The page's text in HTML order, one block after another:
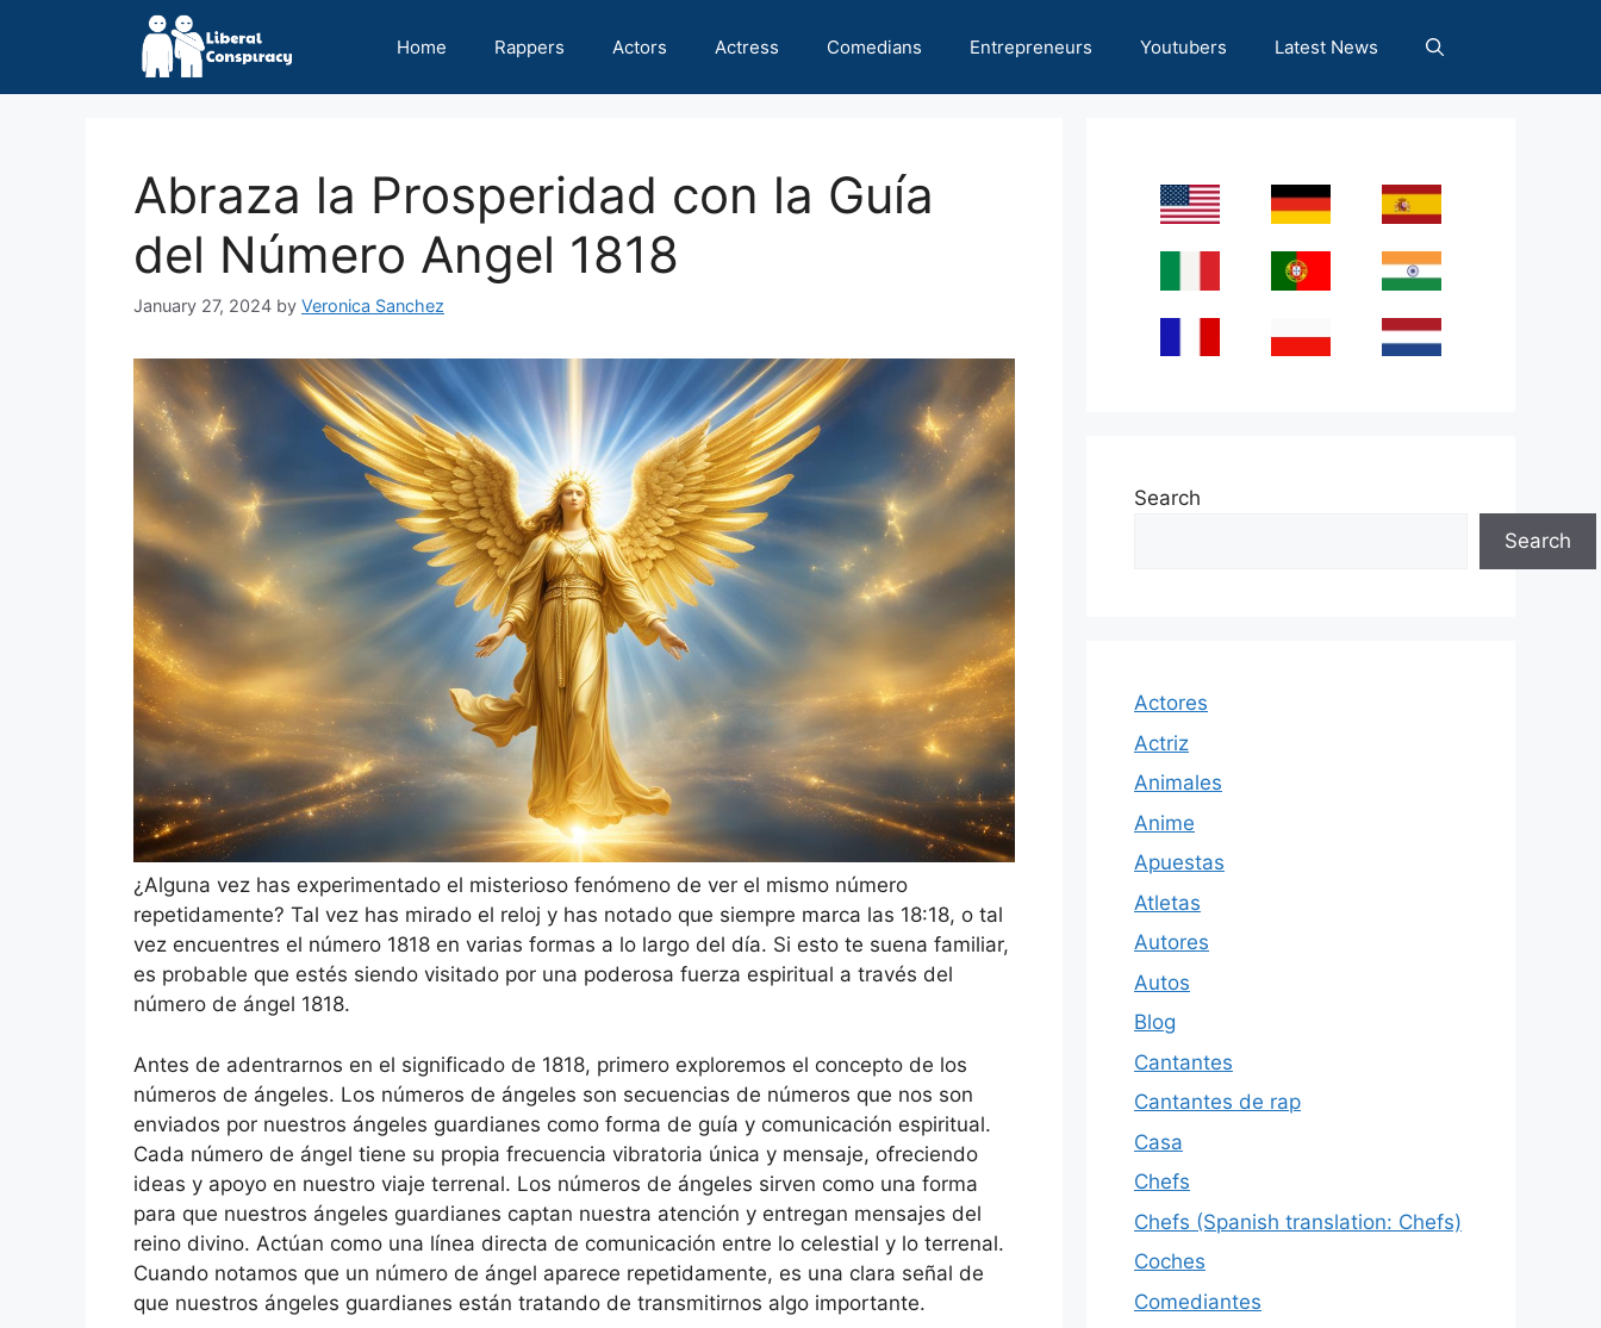
Home Rappers Actors Actress Comedians Entrepreneurs Youtubers Latest News
Abraza la Prosperidad con la Guía
del Número Angel 1818
January 27, 2024 by Veronica Sanchez
¿Alguna vez has experimentado el misterioso fenómeno de ver el mismo número
repetidamente? Tal vez has mirado el reloj y has notado que siempre marca las 18:18, o tal
vez encuentres el número 1818 en varias formas a lo largo del día. Si esto te suena familiar,
es probable que estés siendo visitado por una poderosa fuerza espiritual a través del
número de ángel 1818.
Antes de adentrarnos en el significado de 1818, primero exploremos el concepto de los
números de ángeles. Los números de ángeles son secuencias de números que nos son
enviados por nuestros ángeles guardianes como forma de guía y comunicación espiritual.
Cada número de ángel tiene su propia frecuencia vibratoria única y mensaje, ofreciendo
ideas y apoyo en nuestro viaje terrenal. Los números de ángeles sirven como una forma
para que nuestros ángeles guardianes captan nuestra atención y entregan mensajes del
reino divino. Actúan como una línea directa de comunicación entre lo celestial y lo terrenal.
Cuando notamos que un número de ángel aparece repetidamente, es una clara señal de
que nuestros ángeles guardianes están tratando de transmitirnos algo importante.
Search
Search
Actores
Actriz
Animales
Anime
Apuestas
Atletas
Autores
Autos
Blog
Cantantes
Cantantes de rap
Casa
Chefs
Chefs (Spanish translation: Chefs)
Coches
Comediantes